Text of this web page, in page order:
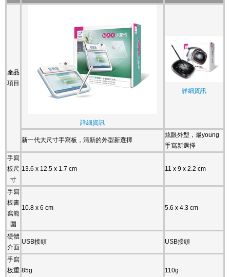
產品
項目
詳細資訊
詳細資訊
新一代大尺寸手寫板，清新的外型新選擇
炫眼外型，最young
手寫新選擇
手寫
板尺
寸
13.6 x 12.5 x 1.7 cm 11 x 9 x 2.2 cm
手寫
板書
寫範
圍
10.8 x 6 cm 5.6 x 4.3 cm
硬體
介面
USB接頭 USB接頭
手寫
板重 85g 110g